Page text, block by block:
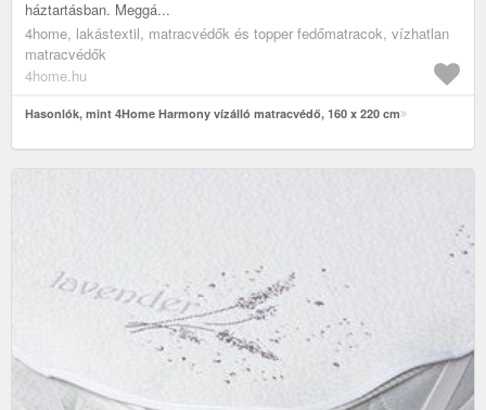
háztartásban. Meggá...
4home, lakástextil, matracvédők és topper fedőmatracok, vízhatlan
matracvédők
4home.hu
Hasonlók, mint 4Home Harmony vízálló matracvédő, 160 x 220 cm